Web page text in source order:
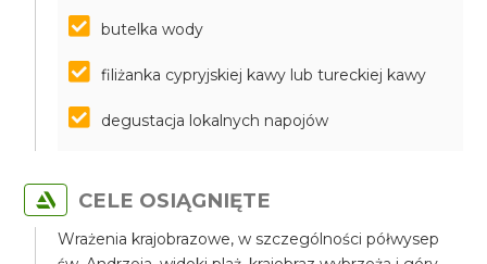
butelka wody
filiżanka cypryjskiej kawy lub tureckiej kawy
degustacja lokalnych napojów
CELE OSIĄGNIĘTE
Wrażenia krajobrazowe, w szczególności półwysep